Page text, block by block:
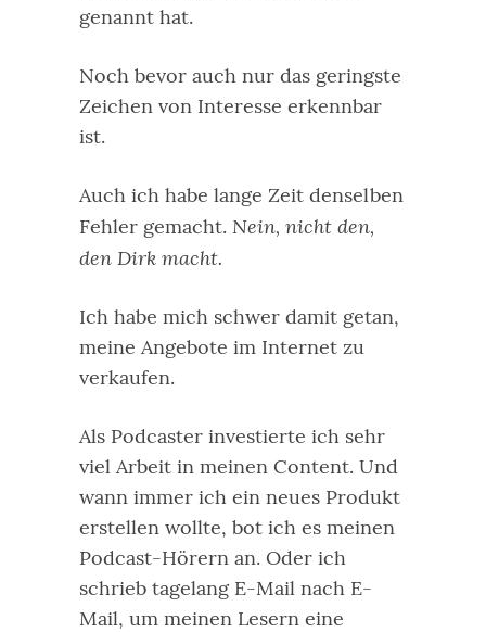
genannt hat.
Noch bevor auch nur das geringste
Zeichen von Interesse erkennbar
ist.
Auch ich habe lange Zeit denselben
Fehler gemacht. Nein, nicht den,
den Dirk macht.
Ich habe mich schwer damit getan,
meine Angebote im Internet zu
verkaufen.
Als Podcaster investierte ich sehr
viel Arbeit in meinen Content. Und
wann immer ich ein neues Produkt
erstellen wollte, bot ich es meinen
Podcast-Hörern an. Oder ich
schrieb tagelang E-Mail nach E-
Mail, um meinen Lesern eine